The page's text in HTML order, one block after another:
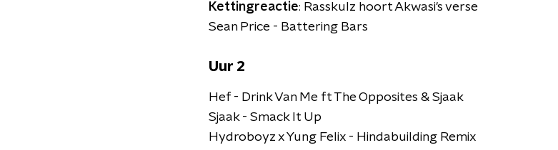
Kettingreactie: Rasskulz hoort Akwasi's verse
Sean Price - Battering Bars
Uur 2
Hef - Drink Van Me ft The Opposites & Sjaak
Sjaak - Smack It Up
Hydroboyz x Yung Felix - Hindabuilding Remix